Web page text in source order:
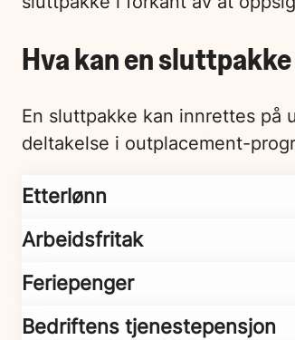
Hva kan en
En sluttpakke kan innrettes på
deltakelse i outplacement-
Etterlønn
Arbeidsfritak
Feriepenger
Bedriftens tjenestepensjon